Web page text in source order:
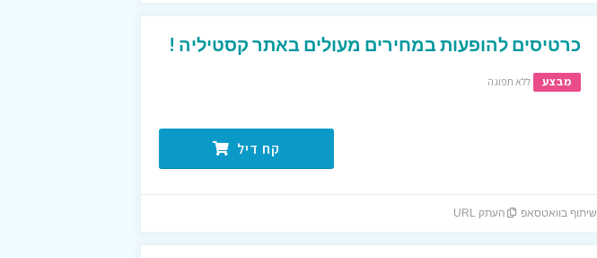
כרטיסים להופעות במחירים מעולים באתר קסטיליה !
מבצע ללא תפוגה
קח דיל
שיתוף בוואטסאפ העתק URL